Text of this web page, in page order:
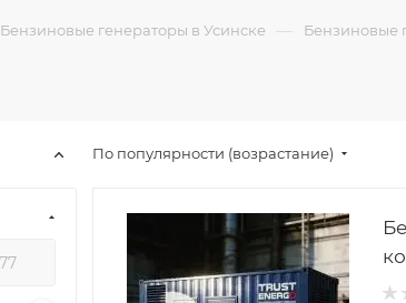
Бензиновые генераторы в Усинске — Бензиновые
По популярности (возрастание)